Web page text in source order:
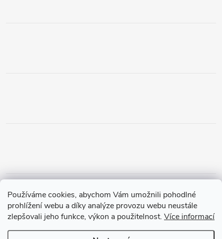
Používáme cookies, abychom Vám umožnili pohodlné
prohlížení webu a díky analýze provozu webu neustále
zlepšovali jeho funkce, výkon a použitelnost. Více informací
Zásady ochrany osobních údajů
Doprava a platba Tříletá záruka